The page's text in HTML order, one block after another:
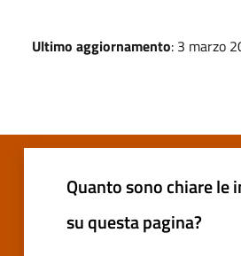
Ultimo aggiornamento: 3 marzo
Quanto sono chiare le
su questa pagina?